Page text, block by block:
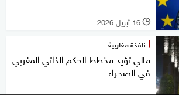
l 16 أبريل 2026
نافذة مغاربية
مالي تؤيد مخطط الحكم الذاتي المغربي
في الصحراء